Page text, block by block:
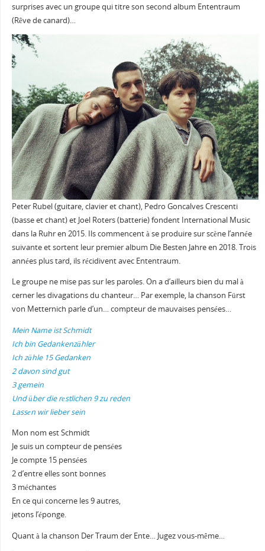
surprises avec un groupe qui titre son second album Ententraum
(Rêve de canard)…
Peter Rubel (guitare, clavier et chant), Pedro Goncalves Crescenti
(basse et chant) et Joel Roters (batterie) fondent International Music
dans la Ruhr en 2015. Ils commencent à se produire sur scène l’année
suivante et sortent leur premier album Die Besten Jahre en 2018. Trois
années plus tard, ils récidivent avec Ententraum.
Le groupe ne mise pas sur les paroles. On a d’ailleurs bien du mal à
cerner les divagations du chanteur… Par exemple, la chanson Fürst
von Metternich parle d’un… compteur de mauvaises pensées…
Mein Name ist Schmidt
Ich bin Gedankenzähler
Ich zähle 15 Gedanken
2 davon sind gut
3 gemein
Und über die rеstlichen 9 zu reden
Lassеn wir lieber sein
Mon nom est Schmidt
Je suis un compteur de pensées
Je compte 15 pensées
2 d’entre elles sont bonnes
3 méchantes
En ce qui concerne les 9 autres,
jetons l’éponge.
Quant à la chanson Der Traum der Ente… Jugez vous-même…